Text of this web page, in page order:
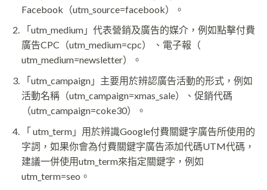
Facebook（utm_source=facebook）。
「utm_medium」代表營銷及廣告的媒介，例如點擊付費
廣告CPC（utm_medium=cpc） 、電子報（
utm_medium=newsletter）。
「utm_campaign」主要用於辨認廣告活動的形式，例如
活動名稱（utm_campaign=xmas_sale）、促銷代碼
（utm_campaign=coke30）。
「 utm_term」用於辨識Google付費關鍵字廣告所使用的
字詞，如果你會為付費關鍵字廣告添加代碼UTM代碼，
建議一併使用utm_term來指定關鍵字，例如
utm_term=seo。